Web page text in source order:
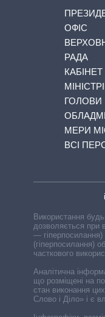
ОФІС
РАДА
КАБІНЕТ
ГОЛОВИ
МЕРИ
ВСІ
Використання
дозволяється при
—
(гіперпосилання)
часткового
Аналітична
що розміщені на
стан виконання
Слово і Діло» і є